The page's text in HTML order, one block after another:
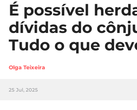
Carreira
Casa
Lifestyle
Sociedade
É possível
dívidas do
Tudo o que
Olga Teixeira
25 Jul, 2025